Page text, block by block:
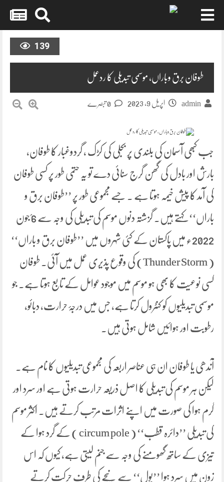
139
طوفان برق وباراں، موسمی تبدیلی کا ردعمل
admin اپریل 9, 2023
جب کبھی آسمان کی بلندی پر بجلی کی کڑک ، گردوغبار کا طوفان،
بارش اور بادل کی گھن گرج سنائی دے تو یہ حتمی طور پر کسی طوفان
کی آمد کا پیش خیمہ ہوتا ہے ۔ جسے مجموعی طور پر ’’طوفان برق و
باراں‘‘ کہتے ہیں۔ گزشتہ دنوں موسم کی تبدیلی کی وجہ سے 6؍جون
2022ء میں پاکستان کے کئی شہروں میں ’’طوفان برق و باراں‘‘
( Thunder Storm) کی وقوع پذیری عمل میں آئی۔ طوفان
کسی نوعیت کا بھی ہو موسم میں موجود عوامل کے تابع ہوتا ہے۔ جو
موسمی تبدیلیوں کو کنٹرول کرتا ہے، جس میں درجۂ حرارت، دبائو،
رطوبت اور ہوائیں شامل ہوتی ہیں۔
آندھی یا طوفان ان ہی عناصر اربعہ کی مجموعی تبدیلیوں کا نام ہے۔
لیکن ہر موسم کی تبدیلی کا اصل ذریعہ حرارت ہوتی ہے اور سرد اور
گرم ہوا کی صورت میں اپنے اثرات مرتب کرتے ہیں۔ اکثر موسم
کی تبدیلی ’’دائرہ قطب‘‘ ( circum pole ) کے گرد ہوا کے
تیزی کے ساتھ گھومنے کی وجہ سے جنم لیتی ہے، کیوں کہ اس
زون میں سرد ہوا ’’پول‘‘ سے نیچے کی طرف حرکت کرتے